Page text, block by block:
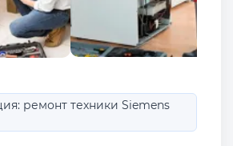
ремонт техники Siemens